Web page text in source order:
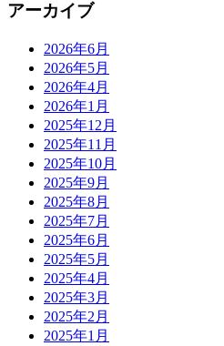
アーカイブ
2026年6月
2026年5月
2026年4月
2026年1月
2025年12月
2025年11月
2025年10月
2025年9月
2025年8月
2025年7月
2025年6月
2025年5月
2025年4月
2025年3月
2025年2月
2025年1月